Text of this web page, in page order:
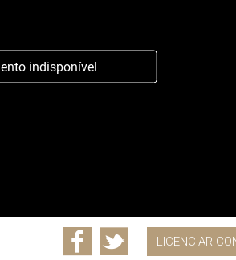
indisponível
LICENCIAR